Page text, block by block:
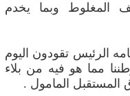
المغلوط وبما يخدم
الرئيس تقودون اليوم
مما هو فيه من بلاء
المستقبل المامول .